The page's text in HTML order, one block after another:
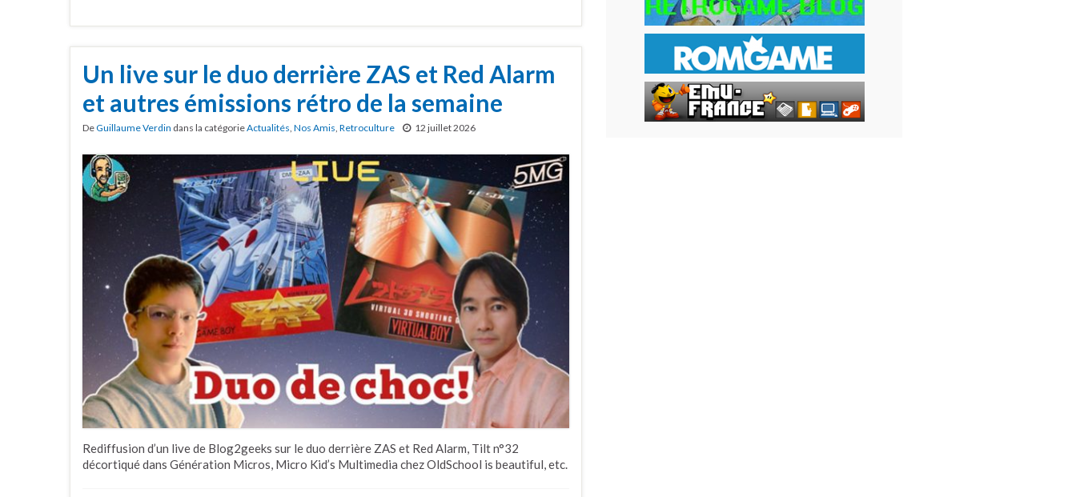
Un live sur le duo derrière ZAS et Red Alarm
et autres émissions rétro de la semaine
DeGuillaume Verdin dans la catégorieActualités, Nos Amis, Retroculture 12 juillet 2026
Rediffusion d’un live de Blog2geeks sur le duo derrière ZAS et Red Alarm, Tilt n°32
décortiqué dans Génération Micros, Micro Kid’s Multimedia chez OldSchool is beautiful, etc.